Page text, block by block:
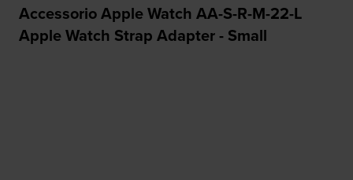
Accessorio Apple Watch AA-S-R-M-22-L
Apple Watch Strap Adapter - Small